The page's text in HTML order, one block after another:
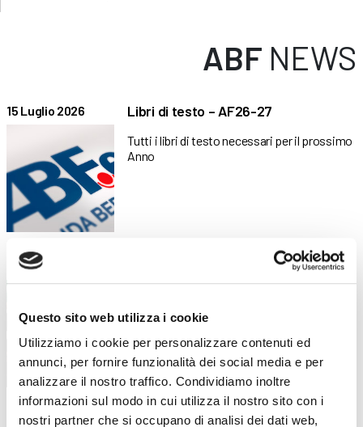
Questo sito web utilizza i cookie
Utilizziamo i cookie per personalizzare contenuti ed
annunci, per fornire funzionalità dei social media e per
analizzare il nostro traffico. Condividiamo inoltre
informazioni sul modo in cui utilizza il nostro sito con i
nostri partner che si occupano di analisi dei dati web,
ABF NEWS
15 Luglio 2026 Libri di testo – AF26-27
Tutti i libri di testo necessari per il prossimo
Anno
29 Giugno 2026
Alessandro Bergamo al Bocuse d’Or
Europe 2026
L’ex allievo di ABF Clusone come coach del
24 Giugno 2026 Inseminazione strumentale: una